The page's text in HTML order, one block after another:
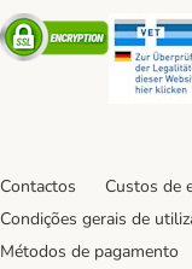
Security
Contactos Custos de
Condições gerais de
Métodos de pagamento